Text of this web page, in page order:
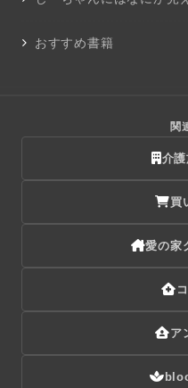
おすすめ書籍
関
介
買
愛の家
ア